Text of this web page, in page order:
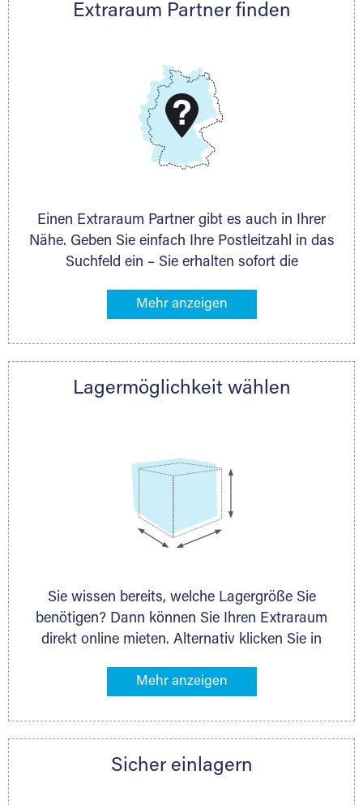
Telefon:+49 6145 5442 - 404
DMG Aktiengesellschaft
www.dmg-ag.com
Extraraum Partner finden
Einen Extraraum Partner gibt es auch in Ihrer
Nähe. Geben Sie einfach Ihre Postleitzahl in das
Suchfeld ein – Sie erhalten sofort die
Lagermöglichkeiten in Ihrer Nähe. An zahlreichen
direkt online mieten. Gibt es Extraraum noch
nächstgelegenen Partner und besprechen alles
Lagermöglichkeit wählen
Sie wissen bereits, welche Lagergröße Sie
benötigen? Dann können Sie Ihren Extraraum
direkt online mieten. Alternativ klicken Sie in
Gegenstände an, die Sie einlagern möchten –
ermittelt. Natürlich steht Ihnen Ihr Extraraum
persönlich hinsichtlich Lagervolumen und zu
Sicher einlagern